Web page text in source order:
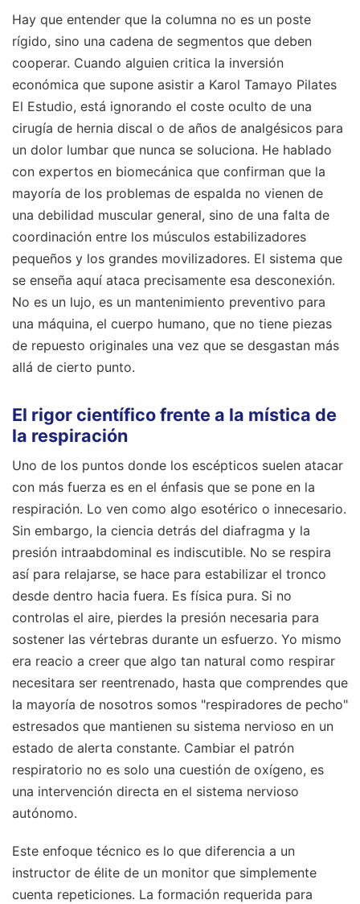
Hay que entender que la columna no es un poste
rígido, sino una cadena de segmentos que deben
cooperar. Cuando alguien critica la inversión
económica que supone asistir a Karol Tamayo Pilates
El Estudio, está ignorando el coste oculto de una
cirugía de hernia discal o de años de analgésicos para
un dolor lumbar que nunca se soluciona. He hablado
con expertos en biomecánica que confirman que la
mayoría de los problemas de espalda no vienen de
una debilidad muscular general, sino de una falta de
coordinación entre los músculos estabilizadores
pequeños y los grandes movilizadores. El sistema que
se enseña aquí ataca precisamente esa desconexión.
No es un lujo, es un mantenimiento preventivo para
una máquina, el cuerpo humano, que no tiene piezas
de repuesto originales una vez que se desgastan más
allá de cierto punto.
El rigor científico frente a la mística de
la respiración
Uno de los puntos donde los escépticos suelen atacar
con más fuerza es en el énfasis que se pone en la
respiración. Lo ven como algo esotérico o innecesario.
Sin embargo, la ciencia detrás del diafragma y la
presión intraabdominal es indiscutible. No se respira
así para relajarse, se hace para estabilizar el tronco
desde dentro hacia fuera. Es física pura. Si no
controlas el aire, pierdes la presión necesaria para
sostener las vértebras durante un esfuerzo. Yo mismo
era reacio a creer que algo tan natural como respirar
necesitara ser reentrenado, hasta que comprendes que
la mayoría de nosotros somos "respiradores de pecho"
estresados que mantienen su sistema nervioso en un
estado de alerta constante. Cambiar el patrón
respiratorio no es solo una cuestión de oxígeno, es
una intervención directa en el sistema nervioso
autónomo.
Este enfoque técnico es lo que diferencia a un
instructor de élite de un monitor que simplemente
cuenta repeticiones. La formación requerida para